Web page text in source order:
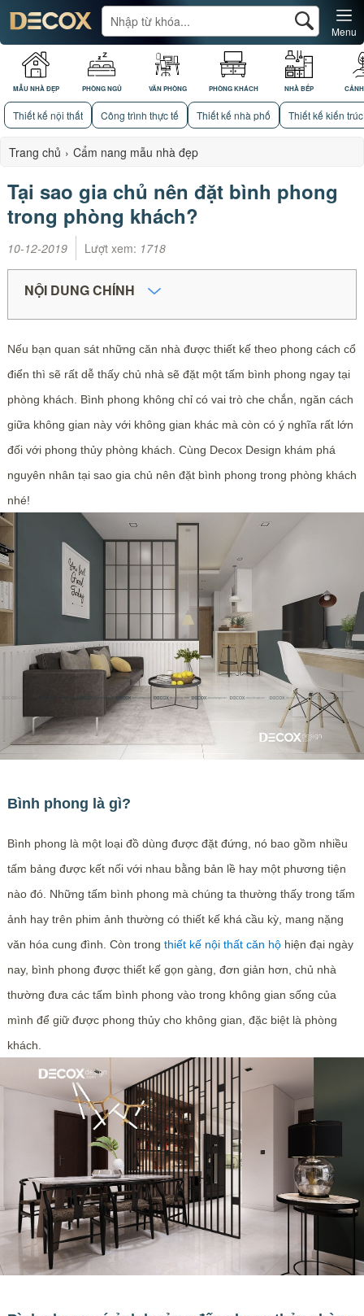
MẪU NHÀ ĐẸP PHÒNG NGỦ VĂN PHÒNG PHÒNG KHÁCH NHÀ BẾP
Menu
Thiết kế nội thất Công trình thực tế Thiết kế nhà phố Thiết kế kiến trúc
Trang chủ › Cẩm nang mẫu nhà đẹp
Tại sao gia chủ nên đặt bình phong
trong phòng khách?
10-12-2019 Lượt xem: 1718
NỘI DUNG CHÍNH
Nếu bạn quan sát những căn nhà được thiết kế theo phong cách cổ
điển thì sẽ rất dễ thấy chủ nhà sẽ đặt một tấm bình phong ngay tại
phòng khách. Bình phong không chỉ có vai trò che chắn, ngăn cách
giữa không gian này với không gian khác mà còn có ý nghĩa rất lớn
đối với phong thủy phòng khách. Cùng Decox Design khám phá
nguyên nhân tại sao gia chủ nên đặt bình phong trong phòng khách
nhé!
Bình phong là gì?
Bình phong là một loại đồ dùng được đặt đứng, nó bao gồm nhiều
tấm bảng được kết nối với nhau bằng bản lề hay một phương tiện
nào đó. Những tấm bình phong mà chúng ta thường thấy trong tấm
ảnh hay trên phim ảnh thường có thiết kế khá cầu kỳ, mang nặng
văn hóa cung đình. Còn trong thiết kế nội thất căn hộhiện đại ngày
nay, bình phong được thiết kế gọn gàng, đơn giản hơn, chủ nhà
thường đưa các tấm bình phong vào trong không gian sống của
mình để giữ được phong thủy cho không gian, đặc biệt là phòng
khách.